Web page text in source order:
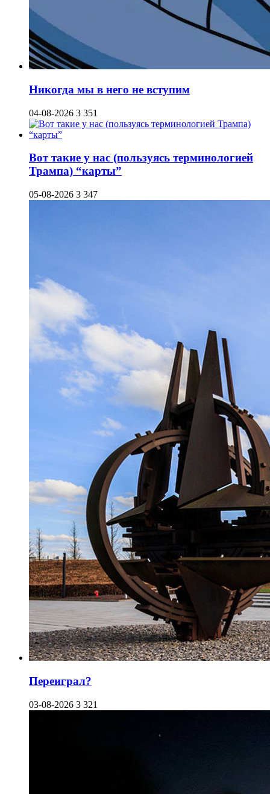
Никогда мы в него не вступим
04-08-2026 3 351
Вот такие у нас (пользуясь терминологией
Трампа) “карты”
05-08-2026 3 347
Переиграл?
03-08-2026 3 321